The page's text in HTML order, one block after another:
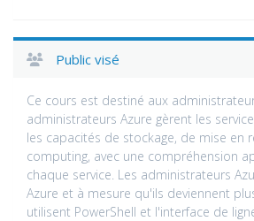
Public visé
Ce cours est destiné aux
administrateurs Azure gèrent les
les capacités de stockage, de mise en
computing, avec une compréhension
chaque service. Les administrateurs
Azure et à mesure qu'ils deviennent
utilisent PowerShell et l'interface de